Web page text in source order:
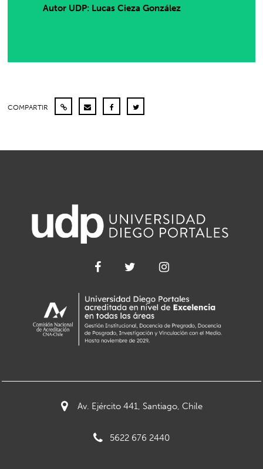
Autor UDP: Lucas Cieza González
COMPARTIR
Av. Ejército 441, Santiago, Chile
5622 676 2440